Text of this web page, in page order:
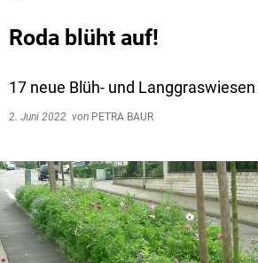
Roda blüht auf!
17 neue Blüh- und
2. Juni 2022 von PETRA BAUR